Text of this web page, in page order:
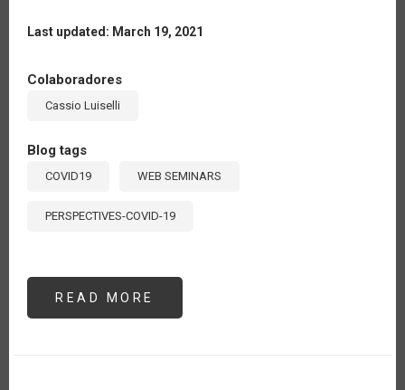
Last updated: March 19, 2021
Colaboradores
Cassio Luiselli
Blog tags
COVID19 WEB SEMINARS
PERSPECTIVES-COVID-19
READ MORE
#4: